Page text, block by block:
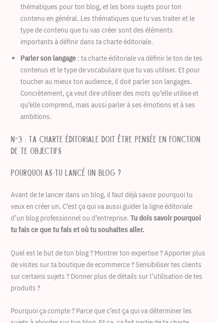
thématiques pour ton blog, et les bons sujets pour ton
contenu en général. Les thématiques que tu vas traiter et le
type de contenu que tu vas créer sont des éléments
importants à définir dans ta charte éditoriale.
Parler son langage : ta charte éditoriale va définir le ton de tes
contenus et le type de vocabulaire que tu vas utiliser. Et pour
toucher au mieux ton audience, il doit parler son langages.
Concrètement, ça veut dire utiliser des mots qu’elle utilise et
qu’elle comprend, mais aussi parler à ses émotions et à ses
ambitions.
N°3 : Ta charte éditoriale doit être pensée en fonction
de te objectifs
Pourquoi as-tu lancé un blog ?
Avant de te lancer dans un blog, il faut déjà savoir pourquoi tu
veux en créer un. C’est ça qui va aussi guider la ligne éditoriale
d’un blog professionnel ou d’entreprise.Tu dois savoir pourquoi
tu fais ce que tu fais et où tu souhaites aller.
Quel est le but de ton blog ? Montrer ton expertise ? Apporter plus
de visites sur ta boutique de ecommerce ? Sensibiliser tes clients
sur certains sujets ? Donner plus de détails sur l’utilisation de tes
produits ?
Pourquoi ça compte ? Parce que c’est ça qui va déterminer les